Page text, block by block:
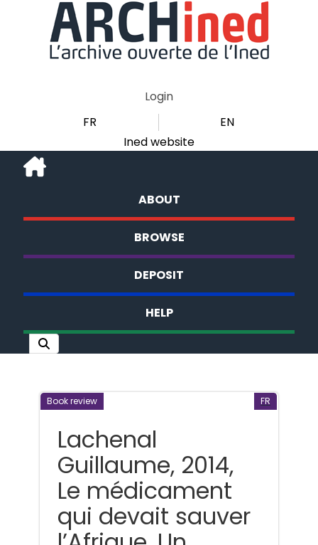
Login
FR
EN
Ined website
ABOUT
BROWSE
DEPOSIT
HELP
Book review FR
Lachenal
Guillaume, 2014,
Le médicament
qui devait sauver